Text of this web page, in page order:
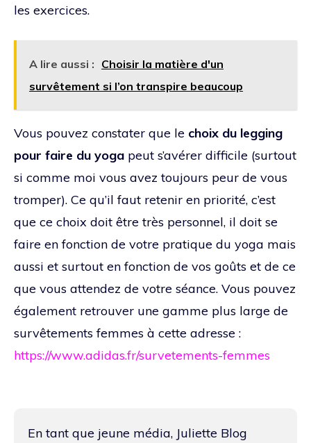
les exercices.
A lire aussi : Choisir la matière d'un
survêtement si l’on transpire beaucoup
Vous pouvez constater que le choix du legging
pour faire du yoga peut s’avérer difficile (surtout
si comme moi vous avez toujours peur de vous
tromper). Ce qu’il faut retenir en priorité, c’est
que ce choix doit être très personnel, il doit se
faire en fonction de votre pratique du yoga mais
aussi et surtout en fonction de vos goûts et de ce
que vous attendez de votre séance. Vous pouvez
également retrouver une gamme plus large de
survêtements femmes à cette adresse :
https://www.adidas.fr/survetements-femmes
En tant que jeune média, Juliette Blog